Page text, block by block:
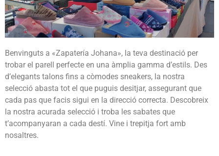
Benvinguts a «Zapatería Johana», la teva destinació per
trobar el parell perfecte en una àmplia gamma d’estils. Des
d’elegants talons fins a còmodes sneakers, la nostra
selecció abasta tot el que puguis desitjar, assegurant que
cada pas que facis sigui en la direcció correcta. Descobreix
la nostra acurada selecció i troba les sabates que
t’acompanyaran a cada destí. Vine i trepitja fort amb
nosaltres.